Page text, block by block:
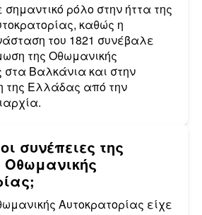
ρόλο στην ήττα της
καθώς η
του 1821 συνέβαλε
της Οθωμανικής
στα Βαλκάνια και στην
της Ελλάδας από την
συνέπειες της
Οθωμανικής
Αυτοκρατορίας είχε